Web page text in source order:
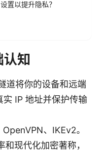
置以提升隐私？
知
道将你的设备和远端
IP 地址并保护传输
、IKEv2。
现代化加密著称，